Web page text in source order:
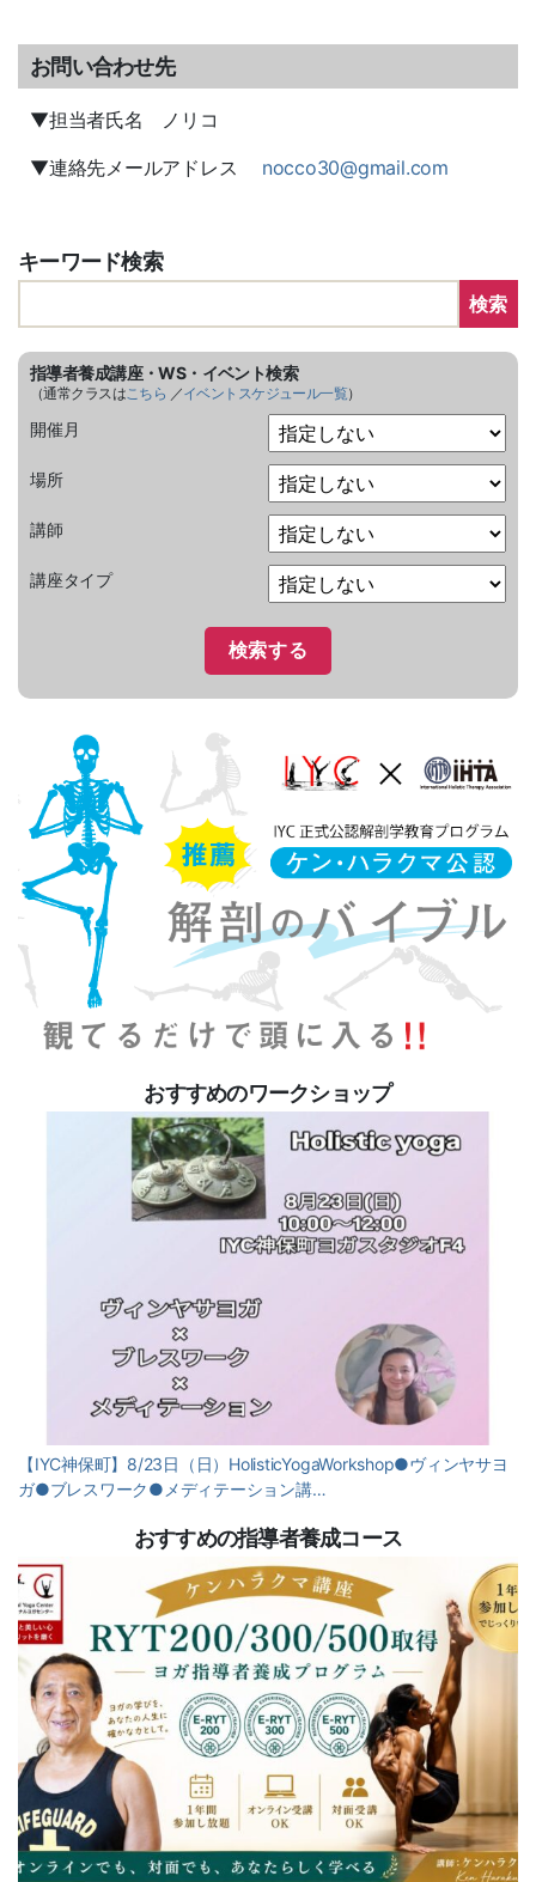
お問い合わせ先
▼担当者氏名 ノリコ
▼連絡先メールアドレス nocco30@gmail.com
キーワード検索
検索
指導者養成講座・WS・イベント検索
（通常クラスはこちら ／イベントスケジュール一覧）
開催月
場所
講師
講座タイプ
おすすめのワークショップ
【IYC神保町】8/23日（日）HolisticYogaWorkshop●ヴィンヤサヨ
ガ●ブレスワーク●メディテーション講…
おすすめの指導者養成コース